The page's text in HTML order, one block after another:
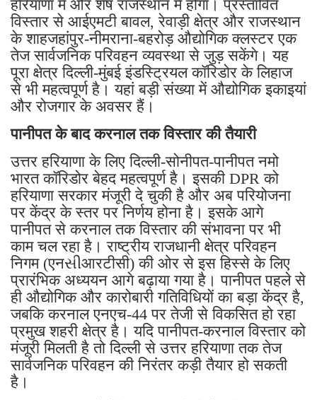
हरियाणा में और शेष राजस्थान में होगा। प्रस्तावित
विस्तार से आईएमटी बावल, रेवाड़ी क्षेत्र और राजस्थान
के शाहजहांपुर-नीमराना-बहरोड़ औद्योगिक क्लस्टर एक
तेज सार्वजनिक परिवहन व्यवस्था से जुड़ सकेंगे। यह
पूरा क्षेत्र दिल्ली-मुंबई इंडस्ट्रियल कॉरिडोर के लिहाज
से भी महत्वपूर्ण है। यहां बड़ी संख्या में औद्योगिक इकाइयां
और रोजगार के अवसर हैं।
पानीपत के बाद करनाल तक विस्तार की तैयारी
उत्तर हरियाणा के लिए दिल्ली-सोनीपत-पानीपत नमो
भारत कॉरिडोर बेहद महत्वपूर्ण है। इसकी DPR को
हरियाणा सरकार मंजूरी दे चुकी है और अब परियोजना
पर केंद्र के स्तर पर निर्णय होना है। इसके आगे
पानीपत से करनाल तक विस्तार की संभावना पर भी
काम चल रहा है। राष्ट्रीय राजधानी क्षेत्र परिवहन
निगम (एनસીआरटीसी) की ओर से इस हिस्से के लिए
प्रारंभिक अध्ययन आगे बढ़ाया गया है। पानीपत पहले से
ही औद्योगिक और कारोबारी गतिविधियों का बड़ा केंद्र है,
जबकि करनाल एनएच-44 पर तेजी से विकसित हो रहा
प्रमुख शहरी क्षेत्र है। यदि पानीपत-करनाल विस्तार को
मंजूरी मिलती है तो दिल्ली से उत्तर हरियाणा तक तेज
सार्वजनिक परिवहन की निरंतर कड़ी तैयार हो सकती
है।